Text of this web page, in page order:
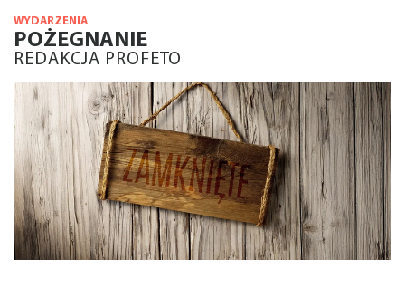
WYDARZENIA
POŻEGNANIE
REDAKCJA PROFETO